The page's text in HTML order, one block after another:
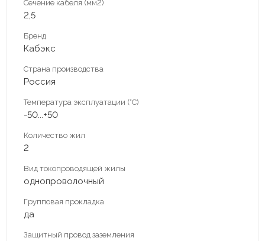
Сечение кабеля (мм2)
2,5
Бренд
Кабэкс
Страна производства
Россия
Температура эксплуатации (°С)
-50...+50
Количество жил
2
Вид токопроводящей жилы
однопроволочный
Групповая прокладка
да
Защитный провод заземления